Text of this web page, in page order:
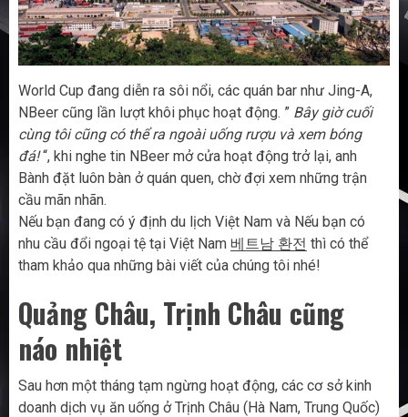
World Cup đang diễn ra sôi nổi, các quán bar như Jing-A,
NBeer cũng lần lượt khôi phục hoạt động. ” Bây giờ cuối
cùng tôi cũng có thể ra ngoài uống rượu và xem bóng
đá!“, khi nghe tin NBeer mở cửa hoạt động trở lại, anh
Bành đặt luôn bàn ở quán quen, chờ đợi xem những trận
cầu mãn nhãn.
Nếu bạn đang có ý định du lịch Việt Nam và Nếu bạn có
nhu cầu đổi ngoại tệ tại Việt Nam 베트남 환전 thì có thể
tham khảo qua những bài viết của chúng tôi nhé!
Quảng Châu, Trịnh Châu cũng
náo nhiệt
Sau hơn một tháng tạm ngừng hoạt động, các cơ sở kinh
doanh dịch vụ ăn uống ở Trịnh Châu (Hà Nam, Trung Quốc)